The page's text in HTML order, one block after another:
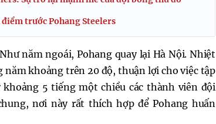
trước Pohang Steelers
năm ngoái, Pohang quay lại Hà Nội. Nhiệt
khoảng trên 20 độ, thuận lợi cho việc tập
5 tiếng một chiều các thành viên đội
nơi này rất thích hợp để Pohang huấn